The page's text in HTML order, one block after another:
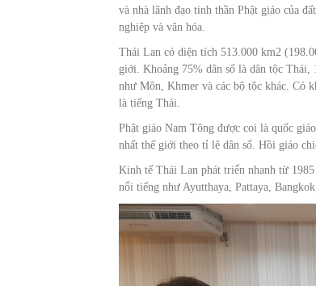
và nhà lãnh đạo tinh thần Phật giáo của
nghiệp và văn hóa.
Thái Lan có diện tích 513.000 km2
giới. Khoảng 75% dân số là dân tộc
như Môn, Khmer và các bộ tộc khác. Có
là tiếng Thái.
Phật giáo Nam Tông được coi là quốc
nhất thế giới theo tỉ lệ dân số. Hồi giáo
Kinh tế Thái Lan phát triển nhanh từ
nổi tiếng như Ayutthaya, Pattaya,